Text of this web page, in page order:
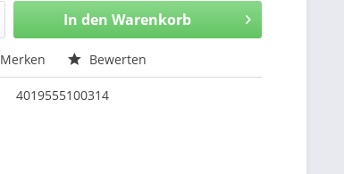
In den Warenkorb
Merken Bewerten
4019555100314